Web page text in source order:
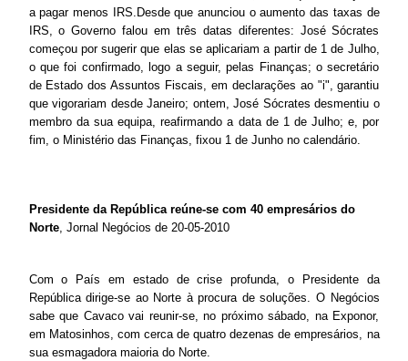
a pagar menos IRS.Desde que anunciou o aumento das taxas de
IRS, o Governo falou em três datas diferentes: José Sócrates
começou por sugerir que elas se aplicariam a partir de 1 de Julho,
o que foi confirmado, logo a seguir, pelas Finanças; o secretário
de Estado dos Assuntos Fiscais, em declarações ao "i", garantiu
que vigorariam desde Janeiro; ontem, José Sócrates desmentiu o
membro da sua equipa, reafirmando a data de 1 de Julho; e, por
fim, o Ministério das Finanças, fixou 1 de Junho no calendário.
Presidente da República reúne-se com 40 empresários do
Norte, Jornal Negócios de 20-05-2010
Com o País em estado de crise profunda, o Presidente da
República dirige-se ao Norte à procura de soluções. O Negócios
sabe que Cavaco vai reunir-se, no próximo sábado, na Exponor,
em Matosinhos, com cerca de quatro dezenas de empresários, na
sua esmagadora maioria do Norte.